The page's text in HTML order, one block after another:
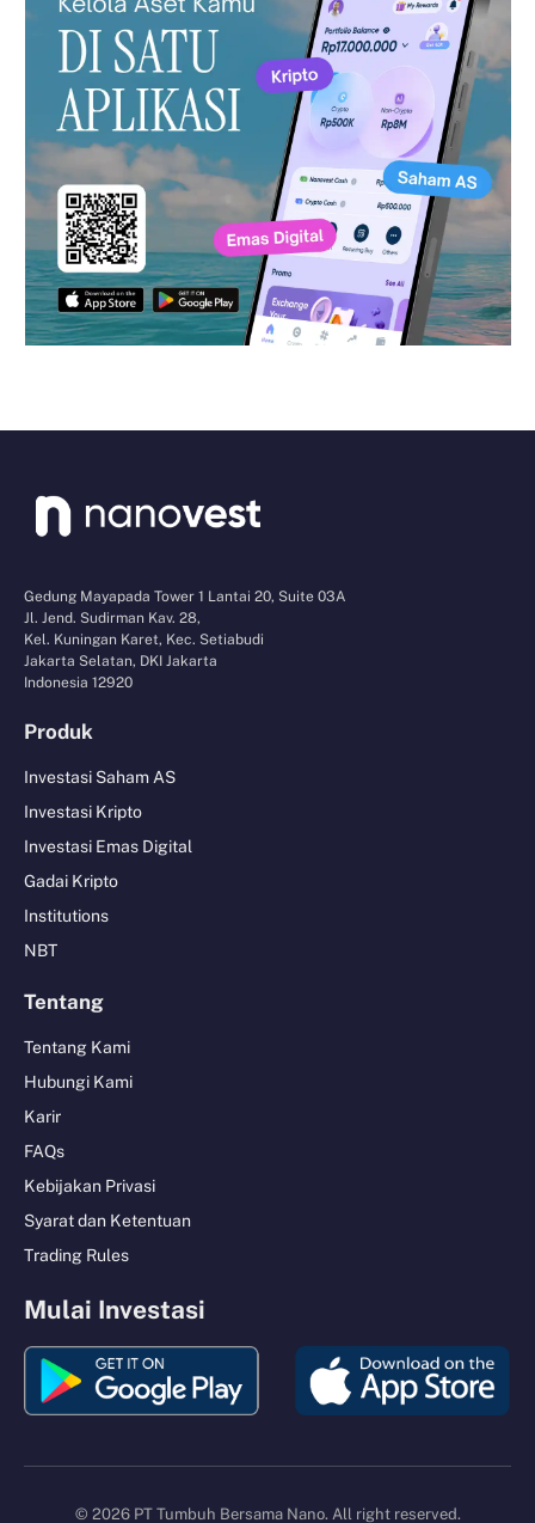
Gedung Mayapada Tower 1 Lantai 20, Suite 03A
Jl. Jend. Sudirman Kav. 28,
Kel. Kuningan Karet, Kec. Setiabudi
Jakarta Selatan, DKI Jakarta
Indonesia 12920
Produk
Investasi Saham AS
Investasi Kripto
Investasi Emas Digital
Gadai Kripto
Institutions
NBT
Tentang
Tentang Kami
Hubungi Kami
Karir
FAQs
Kebijakan Privasi
Syarat dan Ketentuan
Trading Rules
Mulai Investasi
© 2026 PT Tumbuh Bersama Nano. All right reserved.